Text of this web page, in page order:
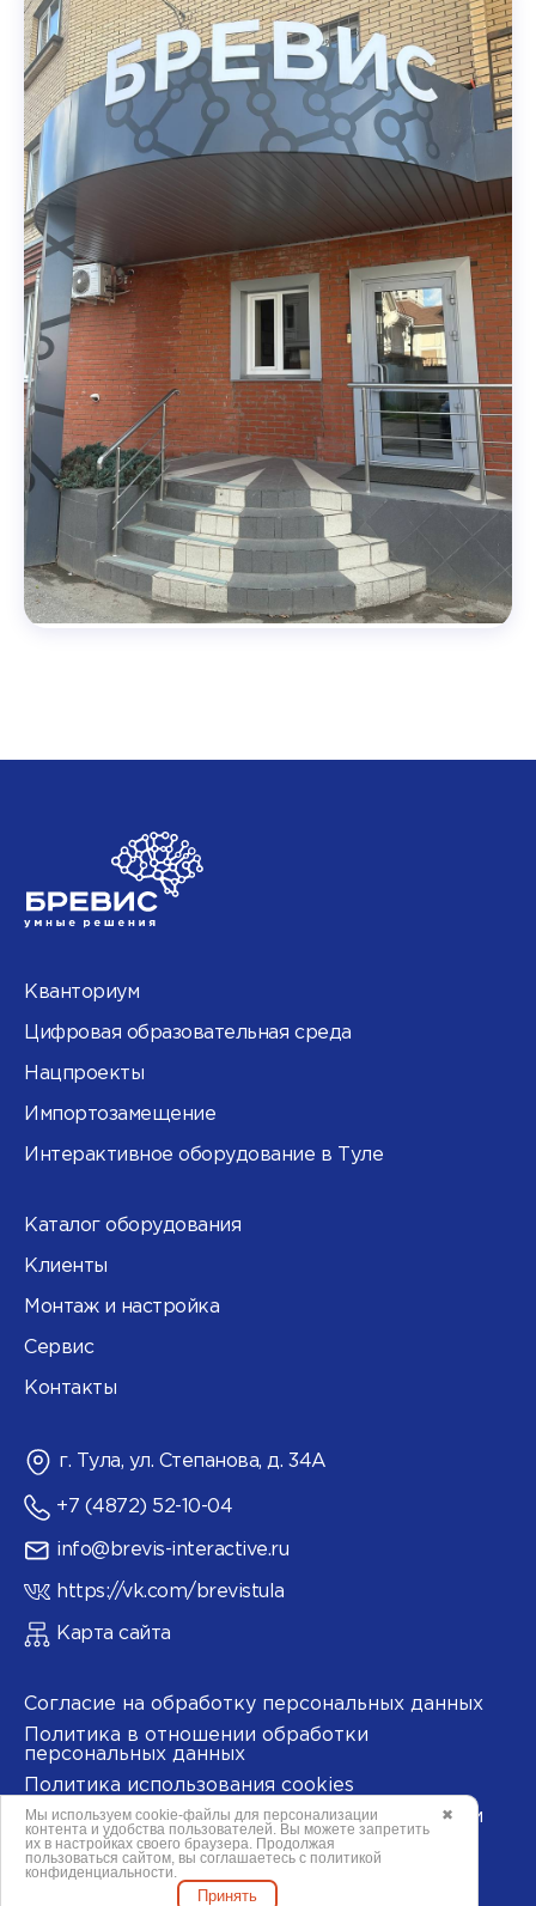
Кванториум
Цифровая образовательная среда
Нацпроекты
Импортозамещение
Интерактивное оборудование в Туле
Каталог оборудования
Клиенты
Монтаж и настройка
Сервис
Контакты
г. Тула, ул. Степанова, д. 34А
+7 (4872) 52-10-04
info@brevis-interactive.ru
https://vk.com/brevistula
Карта сайта
Согласие на обработку персональных данных
Политика в отношении обработки
персональных данных
Политика использования cookies
Согласие на обработку данных метрическими
программами
✖
Мы используем cookie-файлы для персонализации
контента и удобства пользователей. Вы можете запретить
их в настройках своего браузера. Продолжая
пользоваться сайтом, вы соглашаетесь с политикой
конфиденциальности.
Принять